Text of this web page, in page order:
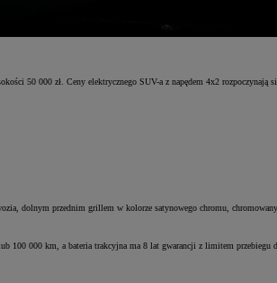
50 000 zł. Ceny elektrycznego SUV-a z napędem 4x2
dolnym przednim grillem w kolorze satynowego chromu,
100 000 km, a bateria trakcyjna ma 8 lat gwarancji z limitem